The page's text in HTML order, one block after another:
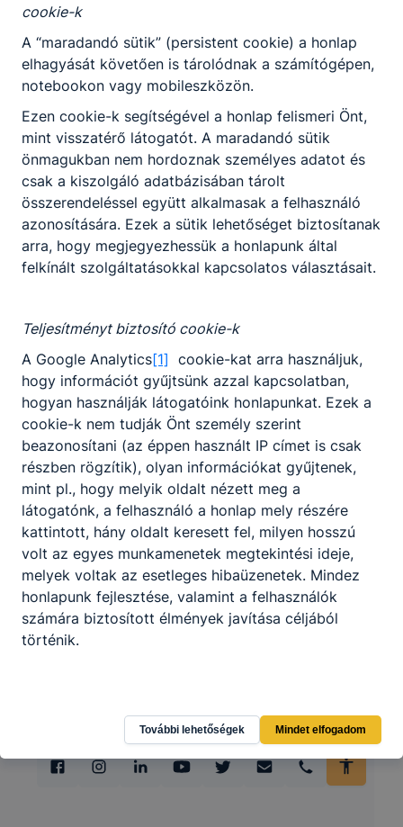
rendszerekben szoftveres beállításokat
végez, szabályozástechnikai jellemzőket
módosít;
képes robottechnikai rendszerekben
részfeladatok végrehajtására
alkalmazandó algoritmusok fejlesztésére.
Megosztás
Partnereink
cookie-k
A “maradandó sütik” (persistent cookie) a honlap
elhagyását követően is tárolódnak a számítógépen,
notebookon vagy mobileszközön.
Ezen cookie-k segítségével a honlap felismeri Önt,
mint visszatérő látogatót. A maradandó sütik
önmagukban nem hordoznak személyes adatot és
csak a kiszolgáló adatbázisában tárolt
összerendeléssel együtt alkalmasak a felhasználó
azonosítására. Ezek a sütik lehetőséget biztosítanak
arra, hogy megjegyezhessük a honlapunk által
felkínált szolgáltatásokkal kapcsolatos választásait.
Teljesítményt biztosító cookie-k
A Google Analytics[1] cookie-kat arra használjuk,
hogy információt gyűjtsünk azzal kapcsolatban,
hogyan használják látogatóink honlapunkat. Ezek a
cookie-k nem tudják Önt személy szerint
beazonosítani (az éppen használt IP címet is csak
részben rögzítik), olyan információkat gyűjtenek,
mint pl., hogy melyik oldalt nézett meg a
látogatónk, a felhasználó a honlap mely részére
kattintott, hány oldalt keresett fel, milyen hosszú
volt az egyes munkamenetek megtekintési ideje,
melyek voltak az esetleges hibaüzenetek. Mindez
honlapunk fejlesztése, valamint a felhasználók
számára biztosított élmények javítása céljából
történik.
Hogyan ellenőrizheti és hogyan tudja kikapcsolni a
További lehetőségek Mindet elfogadom